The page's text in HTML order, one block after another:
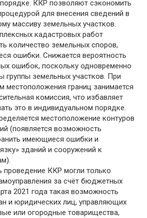
ККР позволяют сэкономить
для внесения сведений в
массиву земельных участков.
кадастровых работ
количество земельных споров,
ошибки. Снижается вероятность
ошибок, поскольку одновременно
группы земельных участков. При
местоположения границ занимается
комиссия, что избавляет
это в индивидуальном порядке.
местоположение контуров
(появляется возможность
имеющиеся ошибки и
зданий и сооружений к
проведение ККР могли только
за счёт бюджетных
2021 года такая возможность
и юридических лиц, управляющих
или огородные товарищества,